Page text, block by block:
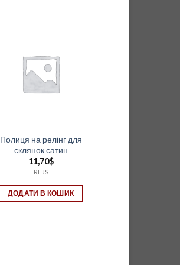
Полиця на релінг для
склянок сатин
11,70$
REJS
ДОДАТИ В КОШИК